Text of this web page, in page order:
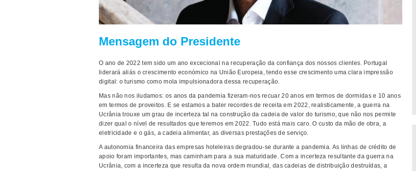
Mensagem do Presidente
O ano de 2022 tem sido um ano excecional na recuperação da confiança dos nossos clientes. Portugal
liderará aliás o crescimento económico na União Europeia, tendo esse crescimento uma clara impressão
digital: o turismo como mola impulsionadora dessa recuperação.
Mas não nos iludamos: os anos da pandemia fizeram-nos recuar 20 anos em termos de dormidas e 10 anos
em termos de proveitos. E se estamos a bater recordes de receita em 2022, realisticamente, a guerra na
Ucrânia trouxe um grau de incerteza tal na construção da cadeia de valor do turismo, que não nos permite
dizer qual o nível de resultados que teremos em 2022. Tudo está mais caro. O custo da mão de obra, a
eletricidade e o gás, a cadeia alimentar, as diversas prestações de serviço.
A autonomia financeira das empresas hoteleiras degradou-se durante a pandemia. As linhas de crédito de
apoio foram importantes, mas caminham para a sua maturidade. Com a incerteza resultante da guerra na
Ucrânia, com a incerteza que resulta da nova ordem mundial, das cadeias de distribuição destruídas, a